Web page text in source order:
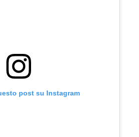
post su Instagram